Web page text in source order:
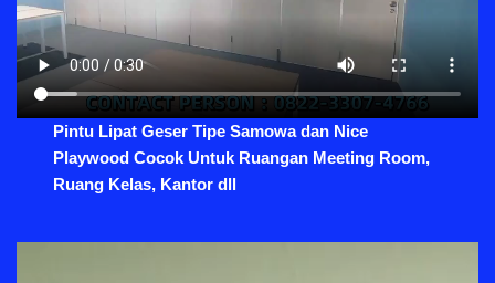
Pintu Lipat Geser Tipe Samowa dan Nice
Playwood Cocok Untuk Ruangan Meeting Room,
Ruang Kelas, Kantor dll